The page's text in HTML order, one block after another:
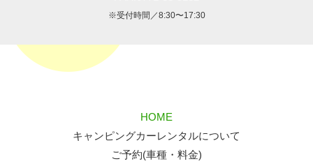
※受付時間／8:30〜17:30
HOME
キャンピングカーレンタルについて
ご予約(車種・料金)